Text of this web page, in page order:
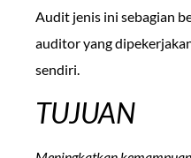
Audit jenis ini sebagian
auditor yang
sendiri.
TUJUAN